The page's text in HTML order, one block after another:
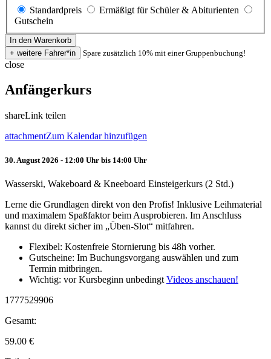
Standardpreis
Ermäßigt für Schüler & Abiturienten
Gutschein
Spare zusätzlich 10% mit einer Gruppenbuchung!
close
Anfängerkurs
shareLink teilen
attachmentZum Kalendar hinzufügen
30. August 2026 - 12:00 Uhr bis 14:00 Uhr
Wasserski, Wakeboard & Kneeboard Einsteigerkurs (2 Std.)
Lerne die Grundlagen direkt von den Profis! Inklusive Leihmaterial
und maximalem Spaßfaktor beim Ausprobieren. Im Anschluss
kannst du direkt sicher im „Üben-Slot“ mitfahren.
Flexibel: Kostenfreie Stornierung bis 48h vorher.
Gutscheine: Im Buchungsvorgang auswählen und zum
Termin mitbringen.
Wichtig: vor Kursbeginn unbedingt Videos anschauen!
1777529906
Gesamt:
59.00 €